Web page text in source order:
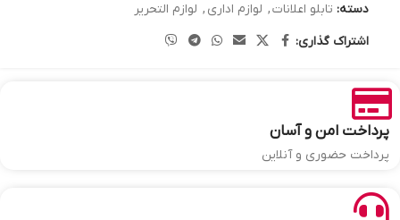
دسته: تابلو اعلانات, لوازم اداری , لوازم التحریر
اشتراک گذاری:
پرداخت امن و آسان
پرداخت حضوری و آنلاین